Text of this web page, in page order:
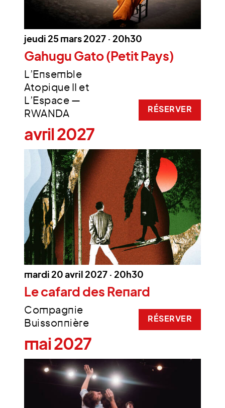
jeudi 25 mars 2027 · 20h30
Gahugu Gato (Petit Pays)
L’Ensemble
Atopique II et
L’Espace —
RWANDA
RÉSERVER
avril 2027
mardi 20 avril 2027 · 20h30
Le cafard des Renard
Compagnie
Buissonnière
RÉSERVER
mai 2027